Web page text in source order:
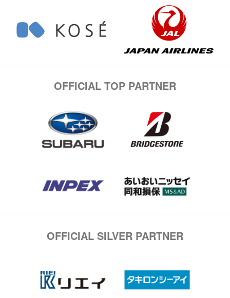
OFFICIAL TOP PARTNER
OFFICIAL SILVER PARTNER